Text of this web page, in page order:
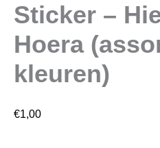
Sticker –
Hoera
kleuren)
€1,00